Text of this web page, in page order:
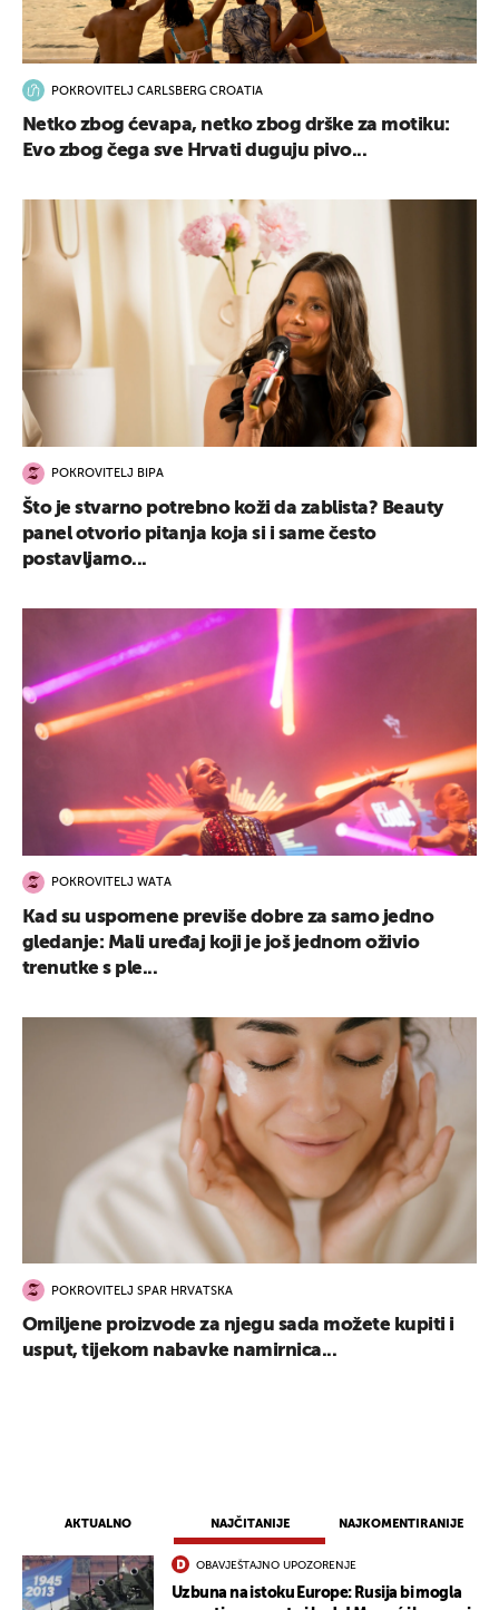
AKTUALNO NAJČITANIJE NAJKOMENTIRANIJE
OBAVJEŠTAJNO UPOZORENJE
Uzbuna na istoku Europe: Rusija bi mogla
POKROVITELJ CARLSBERG CROATIA
Netko zbog ćevapa, netko zbog drške za motiku:
Evo zbog čega sve Hrvati duguju pivo...
POKROVITELJ BIPA
Što je stvarno potrebno koži da zablista? Beauty
panel otvorio pitanja koja si i same često
postavljamo...
POKROVITELJ WATA
Kad su uspomene previše dobre za samo jedno
gledanje: Mali uređaj koji je još jednom oživio
trenutke s ple...
POKROVITELJ SPAR HRVATSKA
Omiljene proizvode za njegu sada možete kupiti i
usput, tijekom nabavke namirnica...